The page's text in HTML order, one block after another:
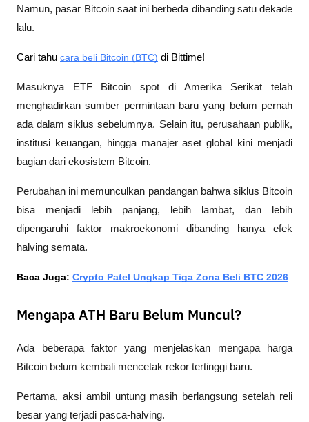
Namun, pasar Bitcoin saat ini berbeda dibanding satu dekade
lalu.
Cari tahu cara beli Bitcoin (BTC) di Bittime!
Masuknya ETF Bitcoin spot di Amerika Serikat telah
menghadirkan sumber permintaan baru yang belum pernah
ada dalam siklus sebelumnya. Selain itu, perusahaan publik,
institusi keuangan, hingga manajer aset global kini menjadi
bagian dari ekosistem Bitcoin.
Perubahan ini memunculkan pandangan bahwa siklus Bitcoin
bisa menjadi lebih panjang, lebih lambat, dan lebih
dipengaruhi faktor makroekonomi dibanding hanya efek
halving semata.
Baca Juga: Crypto Patel Ungkap Tiga Zona Beli BTC 2026
Mengapa ATH Baru Belum Muncul?
Ada beberapa faktor yang menjelaskan mengapa harga
Bitcoin belum kembali mencetak rekor tertinggi baru.
Pertama, aksi ambil untung masih berlangsung setelah reli
besar yang terjadi pasca-halving.